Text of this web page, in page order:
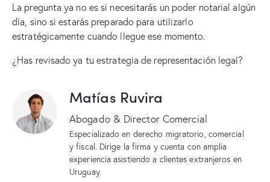
La pregunta ya no es si necesitarás un poder notarial algún
día, sino si estarás preparado para utilizarlo
estratégicamente cuando llegue ese momento.
¿Has revisado ya tu estrategia de representación legal?
Matías Ruvira
Abogado & Director Comercial
Especializado en derecho migratorio, comercial
y fiscal. Dirige la firma y cuenta con amplia
experiencia asistiendo a clientes extranjeros en
Uruguay.